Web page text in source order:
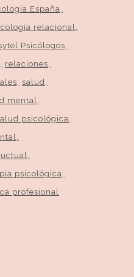
España
relacional
Psicólogos
relaciones
salud
mental
psicológica
psicológica
profesional